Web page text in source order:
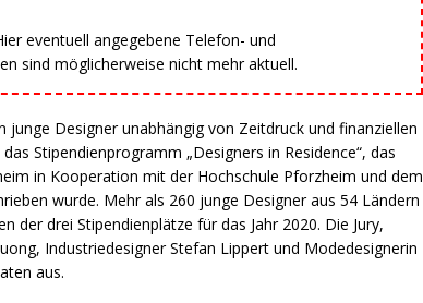
eventuell angegebene Telefon- und
sind möglicherweise nicht mehr aktuell.
Designer unabhängig von Zeitdruck und finanziellen
Stipendienprogramm „Designers in Residence“, das
in Kooperation mit der Hochschule Pforzheim und dem
wurde. Mehr als 260 junge Designer aus 54 Ländern
der drei Stipendienplätze für das Jahr 2020. Die Jury,
Industriedesigner Stefan Lippert und Modedesignerin
aus.